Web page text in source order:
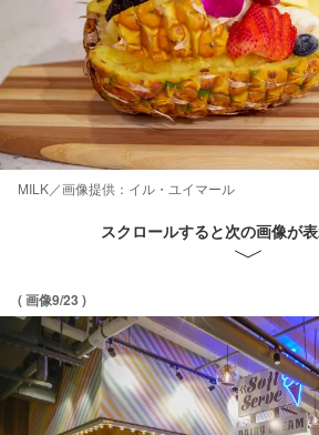
MILK／画像提供：イル・ユイマール
スクロールすると次の画像が
( 画像9/23 )